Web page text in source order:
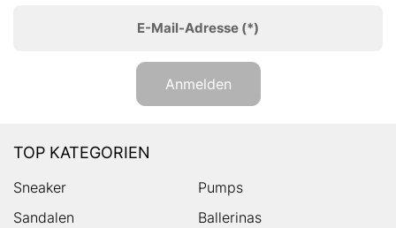
E-Mail-Adresse (*)
Anmelden
TOP KATEGORIEN
Sneaker
Pumps
Sandalen
Ballerinas